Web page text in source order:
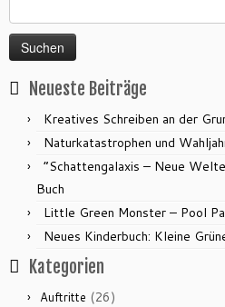
nach:
Neueste Beiträge
Kreatives Schreiben an der
Naturkatastrophen und
“Schattengalaxis – Neue
Buch
Little Green Monster – Pool
Neues Kinderbuch: Kleine
Kategorien
Auftritte (26)